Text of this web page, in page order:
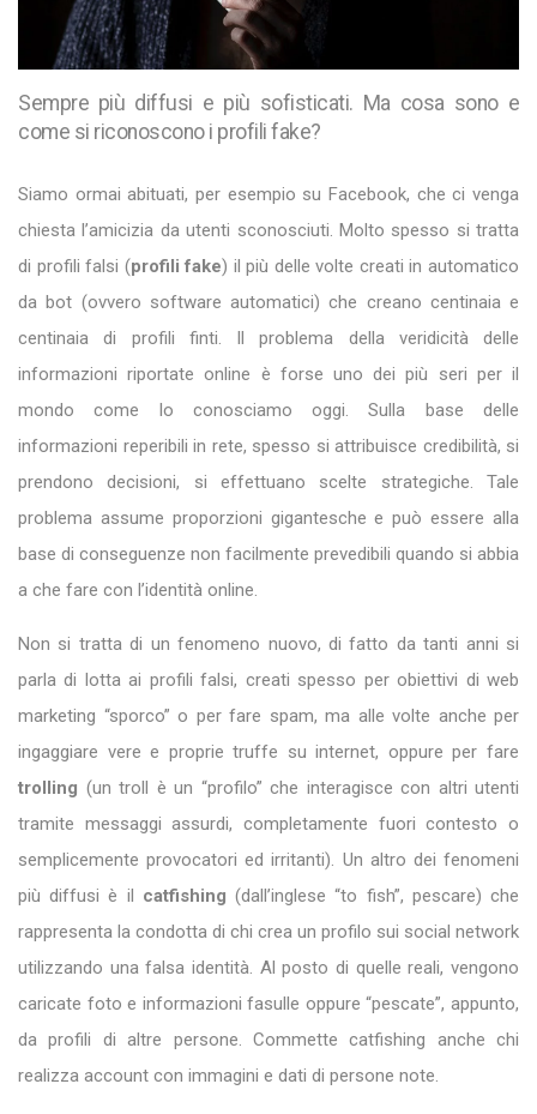
Sempre più diffusi e più sofisticati. Ma cosa sono e
come si riconoscono i profili fake?
Siamo ormai abituati, per esempio su Facebook, che ci venga
chiesta l’amicizia da utenti sconosciuti. Molto spesso si tratta
di profili falsi (profili fake) il più delle volte creati in automatico
da bot (ovvero software automatici) che creano centinaia e
centinaia di profili finti. Il problema della veridicità delle
informazioni riportate online è forse uno dei più seri per il
mondo come lo conosciamo oggi. Sulla base delle
informazioni reperibili in rete, spesso si attribuisce credibilità, si
prendono decisioni, si effettuano scelte strategiche. Tale
problema assume proporzioni gigantesche e può essere alla
base di conseguenze non facilmente prevedibili quando si abbia
a che fare con l’identità online.
Non si tratta di un fenomeno nuovo, di fatto da tanti anni si
parla di lotta ai profili falsi, creati spesso per obiettivi di web
marketing “sporco” o per fare spam, ma alle volte anche per
ingaggiare vere e proprie truffe su internet, oppure per fare
trolling (un troll è un “profilo” che interagisce con altri utenti
tramite messaggi assurdi, completamente fuori contesto o
semplicemente provocatori ed irritanti). Un altro dei fenomeni
più diffusi è il catfishing (dall’inglese “to fish”, pescare) che
rappresenta la condotta di chi crea un profilo sui social network
utilizzando una falsa identità. Al posto di quelle reali, vengono
caricate foto e informazioni fasulle oppure “pescate”, appunto,
da profili di altre persone. Commette catfishing anche chi
realizza account con immagini e dati di persone note.